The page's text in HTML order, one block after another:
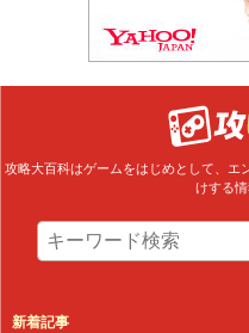
攻略大百科はゲームをはじめとして、エ
けする情
新着記事